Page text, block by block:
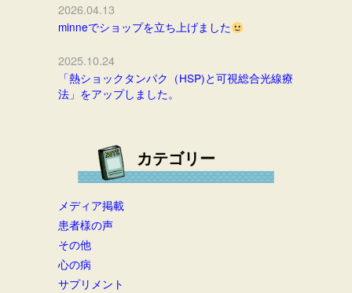
2026.04.13
minneでショップを立ち上げました
2025.10.24
「熱ショックタンパク（HSP)と可視総合光線療
法」をアップしました。
カテゴリー
メディア掲載
患者様の声
その他
心の病
サプリメント